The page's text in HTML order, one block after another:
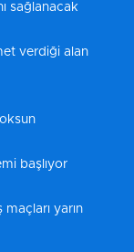
sağlanacak
verdiği alan
başlıyor
yarın